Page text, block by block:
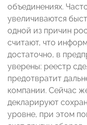
объединениях.
увеличиваются
одной из причин
считают, что
достаточно, в
уверены: реестр
предотвратит
компании. Сейчас
декларируют
уровне, при этом